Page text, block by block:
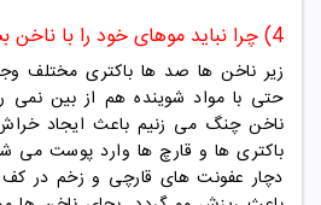
4) چرا نباید موهای خود را با ناخن بشوئیم ؟
زیر ناخن ها صد ها باکتری مختلف
حتی با مواد شوینده هم از بین نمی
ناخن چنگ می زنیم باعث ایجاد
باکتری ها و قارچ ها وارد پوست می
دچار عفونت های قارچی و زخم در